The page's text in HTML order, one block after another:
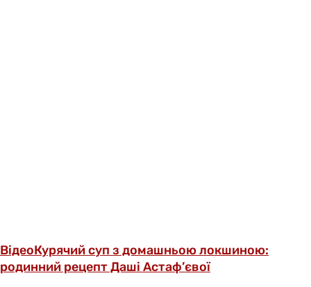
ВідеоКурячий суп з домашньою локшиною:
родинний рецепт Даші Астаф’євої